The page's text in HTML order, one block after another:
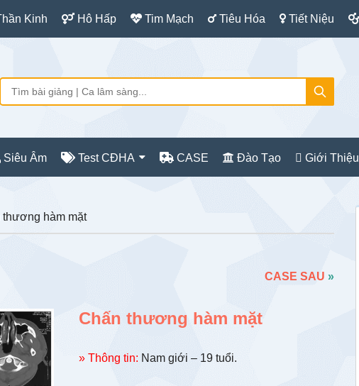
Kinh Hô Hấp Tim Mạch Tiêu Hóa Tiết Niệu
Siêu Âm Test CĐHA CASE Đào Tạo Giới Thiệu
thương hàm mặt
CASE SAU »
Chấn thương hàm mặt
» Thông tin: Nam giới – 19 tuổi.